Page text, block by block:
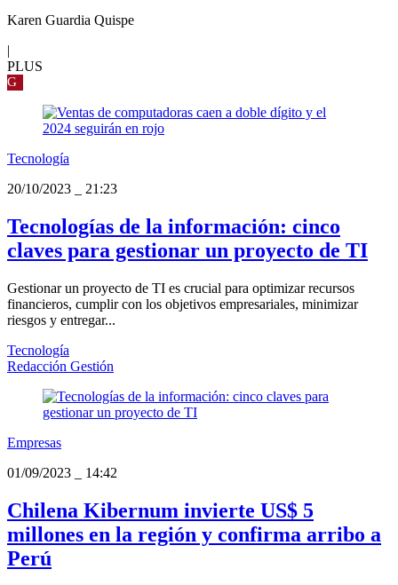
Karen Guardia Quispe
|
PLUS
G
Tecnología
20/10/2023
21:23
Tecnologías de la información: cinco
claves para gestionar un proyecto de TI
Gestionar un proyecto de TI es crucial para optimizar recursos
financieros, cumplir con los objetivos empresariales, minimizar
riesgos y entregar...
Tecnología
Redacción Gestión
Empresas
01/09/2023
14:42
Chilena Kibernum invierte US$ 5
millones en la región y confirma arribo a
Perú